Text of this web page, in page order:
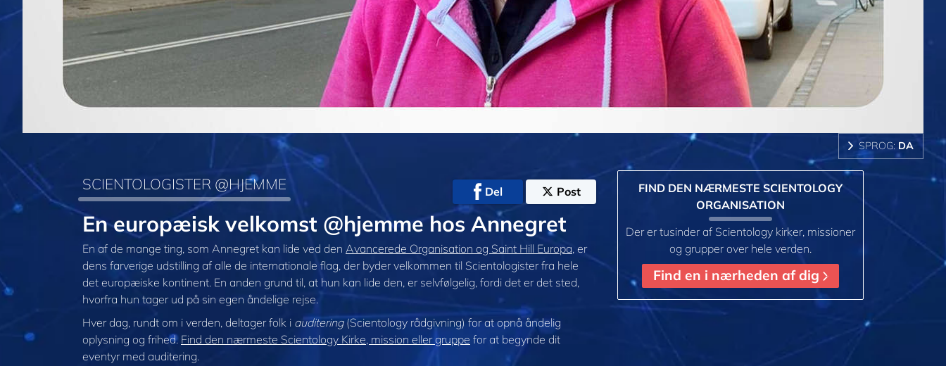
SPROG: DA
SCIENTOLOGISTER @HJEMME Del Post
En europæisk velkomst @hjemme hos Annegret
En af de mange ting, som Annegret kan lide ved den Avancerede Organisation og Saint Hill Europa, er
dens farverige udstilling af alle de internationale flag, der byder velkommen til Scientologister fra hele
det europæiske kontinent. En anden grund til, at hun kan lide den, er selvfølgelig, fordi det er det sted,
hvorfra hun tager ud på sin egen åndelige rejse.
Hver dag, rundt om i verden, deltager folk i auditering(Scientology rådgivning) for at opnå åndelig
oplysning og frihed. Find den nærmeste Scientology Kirke, mission eller gruppe for at begynde dit
eventyr med auditering.
FIND DEN NÆRMESTE SCIENTOLOGY
ORGANISATION
Der er tusinder af Scientology kirker, missioner
og grupper over hele verden.
Find en i nærheden af dig